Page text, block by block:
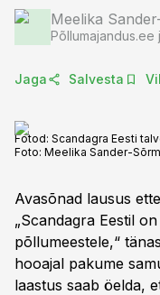
Meelika
Põllumajandus.ee
Jaga Salvesta
Fotod: Scandagra Eesti
Foto: Meelika Sander-
Avasõnad lausus
„Scandagra Eestil
põllumeestele,“
hooajal pakume
laastus saab öelda,